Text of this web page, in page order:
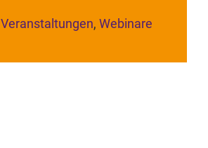
Veranstaltungen, Webinare